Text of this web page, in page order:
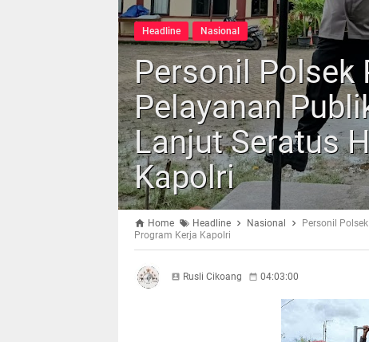
Headline Nasional
Personil Polsek
Pelayanan
Lanjut Seratus
Kapolri
Home Headline Nasional
Personil
Program Kerja Kapolri
Rusli Cikoang 04:03:00